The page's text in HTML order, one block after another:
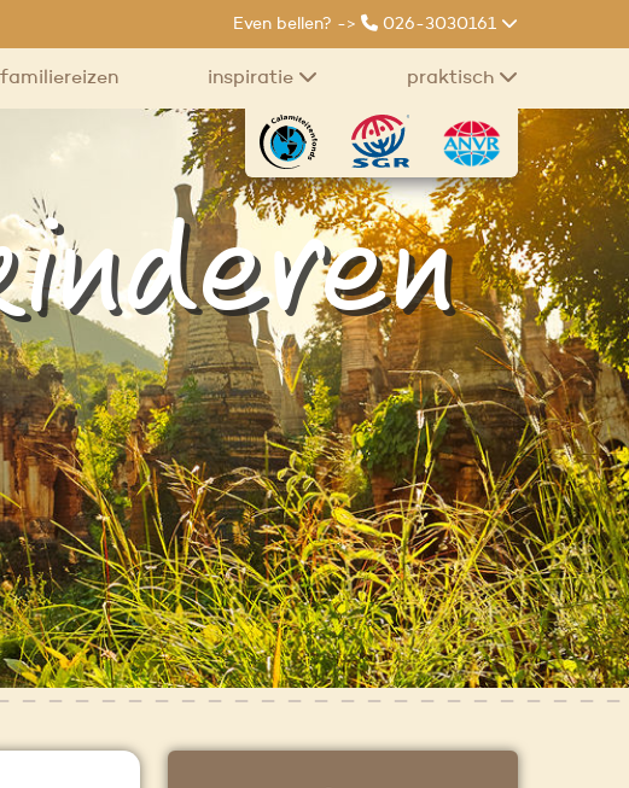
Even bellen? -> 026-3030161
familiereizen inspiratie praktisch